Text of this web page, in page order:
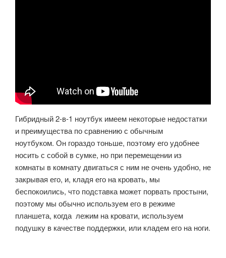
Гибридный 2-в-1 ноутбук имеем некоторые недостатки
и преимущества по сравнению с обычным
ноутбуком. Он гораздо тоньше, поэтому его удобнее
носить с собой в сумке, но при перемещении из
комнаты в комнату двигаться с ним не очень удобно, не
закрывая его, и, кладя его на кровать, мы
беспокоились, что подставка может порвать простыни,
поэтому мы обычно используем его в режиме
планшета, когда лежим на кровати, используем
подушку в качестве поддержки, или кладем его на ноги.